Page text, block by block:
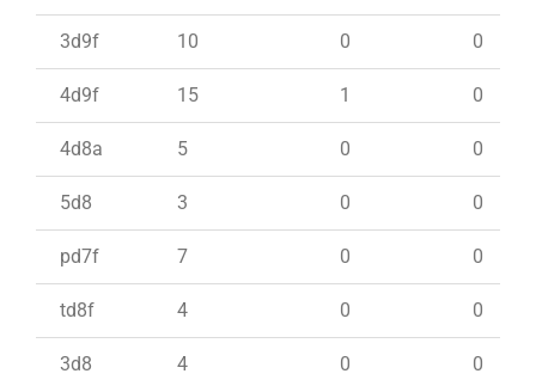
3d9f 10 0 0
4d9f 15 1 0
4d8a 5 0 0
5d8 3 0 0
pd7f 7 0 0
td8f 4 0 0
3d8 4 0 0